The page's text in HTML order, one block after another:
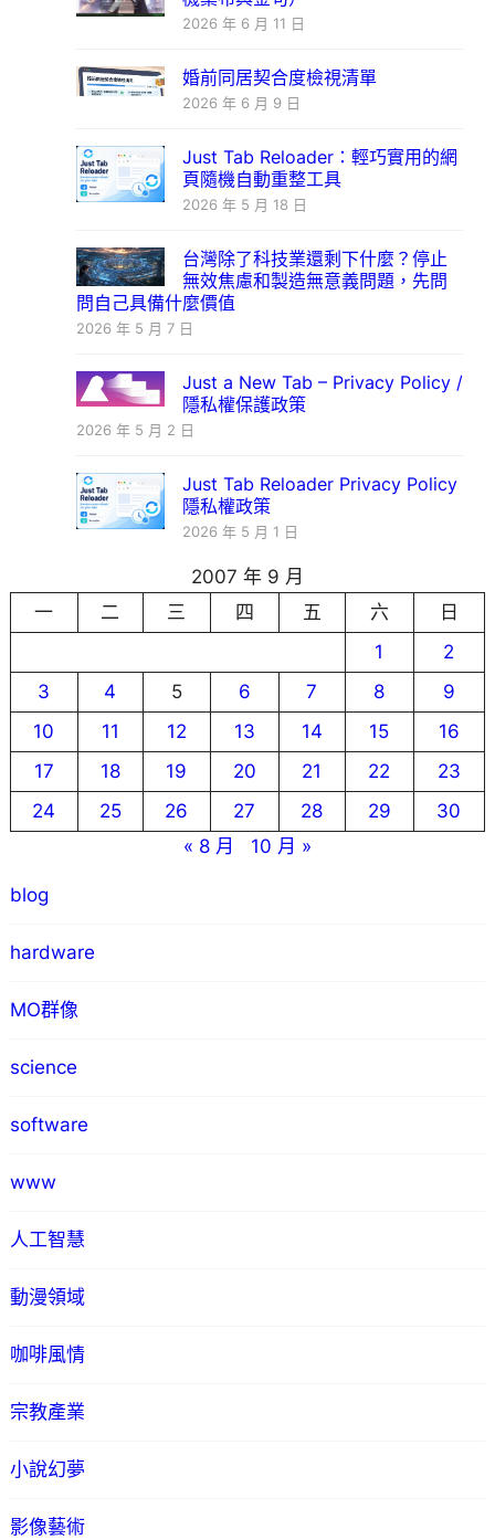
2026 年 6 月 11 日
婚前同居契合度檢視清單
2026 年 6 月 9 日
Just Tab Reloader：輕巧實用的網
頁隨機自動重整工具
2026 年 5 月 18 日
台灣除了科技業還剩下什麼？停止
無效焦慮和製造無意義問題，先問
問自己具備什麼價值
2026 年 5 月 7 日
Just a New Tab – Privacy Policy /
隱私權保護政策
2026 年 5 月 2 日
Just Tab Reloader Privacy Policy
隱私權政策
2026 年 5 月 1 日
2007 年 9 月
一
二 三 四 五 六
日
1
2
3
4 5 6 7 8
9
10
11 12 13 14 15
16
17
18 19 20 21 22
23
24
25 26 27 28 29
30
« 8 月
10 月 »
blog
hardware
MO群像
science
software
www
人工智慧
動漫領域
咖啡風情
宗教產業
小說幻夢
影像藝術